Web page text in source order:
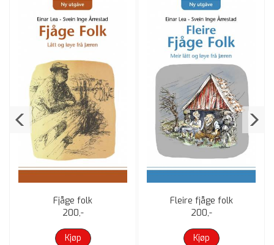
Fjåge folk
200,-
Kjøp
Fleire fjåge folk
200,-
Kjøp